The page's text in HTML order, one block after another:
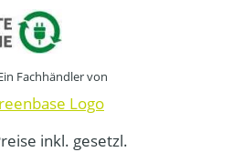
Fachhändler von
inkl. gesetzl.